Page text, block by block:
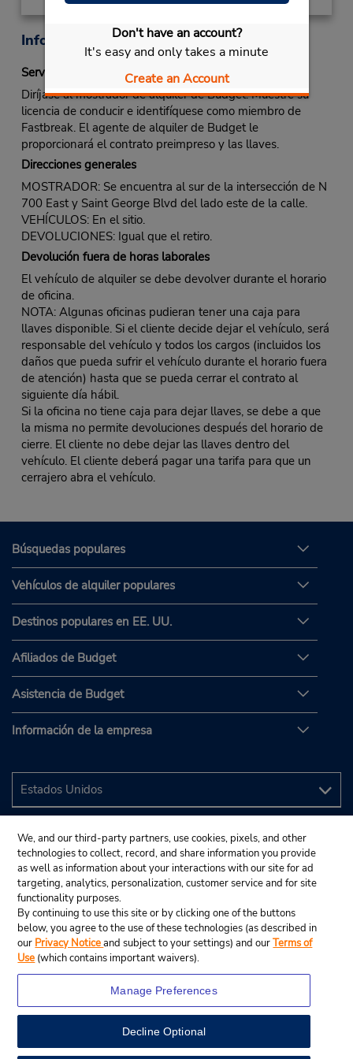
Don't have an account?
It's easy and only takes a minute
Create an Account
Información sobre la oficina
Servicio Fastbreak
Diríjase al mostrador de alquiler de Budget. Muestre su
licencia de conducir e identifíquese como miembro de
Fastbreak. El agente de alquiler de Budget le
proporcionará el contrato preimpreso y las llaves.
Direcciones generales
MOSTRADOR: Se encuentra al sur de la intersección de N
700 East y Saint George Blvd del lado este de la calle.
VEHÍCULOS: En el sitio.
DEVOLUCIONES: Igual que el retiro.
Devolución fuera de horas laborales
El vehículo de alquiler se debe devolver durante el horario
de oficina.
NOTA: Algunas oficinas pudieran tener una caja para
llaves disponible. Si el cliente decide dejar el vehículo, será
responsable del vehículo y todos los cargos (incluidos los
daños que pueda sufrir el vehículo durante el horario fuera
de atención) hasta que se pueda cerrar el contrato al
siguiente día hábil.
Si la oficina no tiene caja para dejar llaves, se debe a que
la misma no permite devoluciones después del horario de
cierre. El cliente no debe dejar las llaves dentro del
vehículo. El cliente deberá pagar una tarifa para que un
cerrajero abra el vehículo.
Búsquedas populares
Vehículos de alquiler populares
Destinos populares en EE. UU.
Afiliados de Budget
Asistencia de Budget
Información de la empresa
© 2024 Budget Rent A Car System, Inc.
We, and our third-party partners, use cookies, pixels, and other
technologies to collect, record, and share information you provide
as well as information about your interactions with our site for ad
targeting, analytics, personalization, customer service and for site
functionality purposes.
By continuing to use this site or by clicking one of the buttons
below, you agree to the use of these technologies (as described in
our Privacy Noticeand subject to your settings) and ourTerms of
Use (which contains important waivers).
Manage Preferences
Decline Optional